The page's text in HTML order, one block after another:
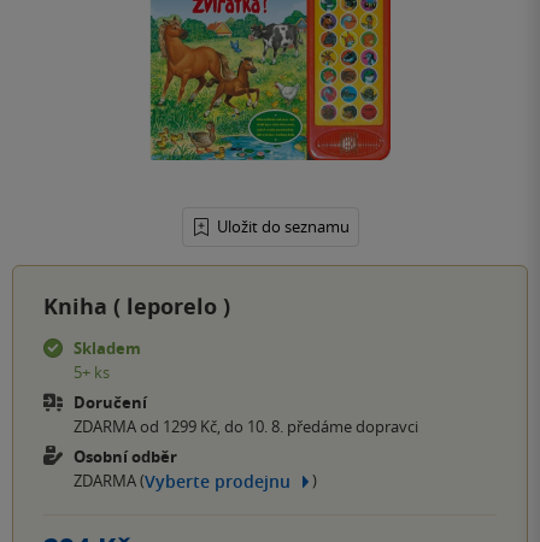
Uložit do seznamu
Kniha ( leporelo )
Skladem
5+ ks
Doručení
ZDARMA od 1299 Kč, do 10. 8. předáme dopravci
Osobní odběr
ZDARMA (Vyberte prodejnu )